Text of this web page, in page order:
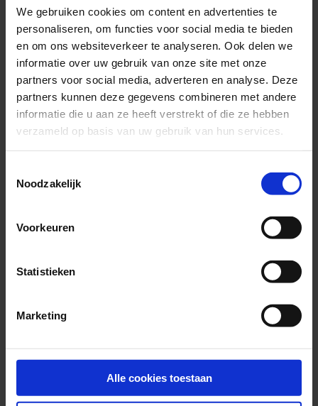
We gebruiken cookies om content en advertenties te
personaliseren, om functies voor social media te bieden
en om ons websiteverkeer te analyseren. Ook delen we
informatie over uw gebruik van onze site met onze
partners voor social media, adverteren en analyse. Deze
partners kunnen deze gegevens combineren met andere
informatie die u aan ze heeft verstrekt of die ze hebben
verzameld op basis van uw gebruik van hun services.
Noodzakelijk
Voorkeuren
Statistieken
Marketing
Alle cookies toestaan
dag. Doe rustig aan.
Zoek de schaduw op.
Houd overdag de ramen dicht en doe de zonwering
naar beneden of de gordijnen dicht. Als de
temperatuur buiten daalt, zet je ramen en deuren
open.
Let op jezelf en elkaar
Of bekijk onze voorlichtingsmaterialen in de
Toolkit